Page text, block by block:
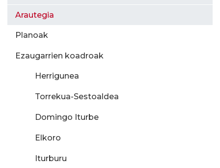
Arautegia
Planoak
Ezaugarrien koadroak
Herrigunea
Torrekua-Sestoaldea
Domingo Iturbe
Elkoro
Iturburu